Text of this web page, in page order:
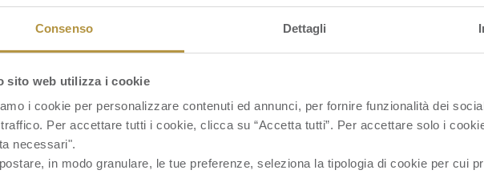
Consenso Dettagli
sito web utilizza i cookie
i cookie per personalizzare contenuti ed annunci, per fornire funzionalità dei
Per accettare tutti i cookie, clicca su “Accetta tutti”. Per accettare solo i
necessari".
in modo granulare, le tue preferenze, seleziona la tipologia di cookie per cui